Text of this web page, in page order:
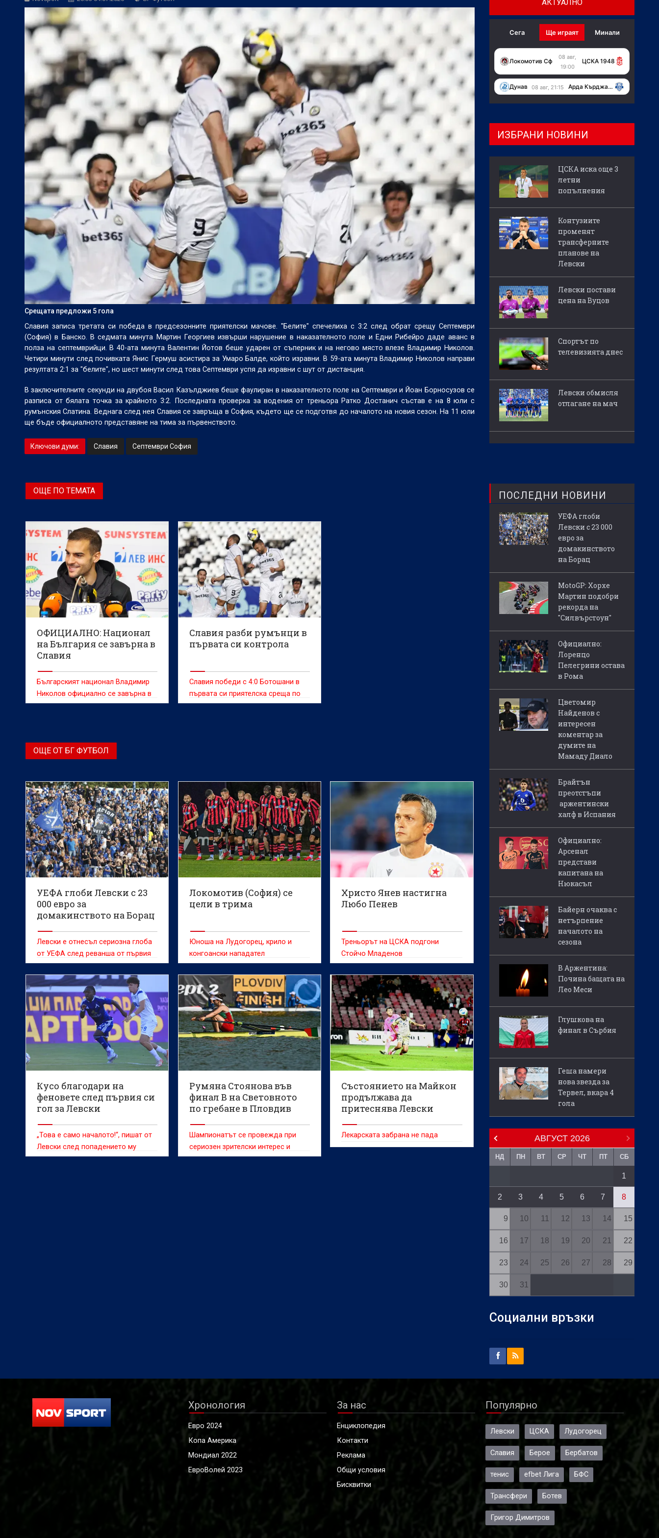
БГ Футбол:Контузиите променят трансферните планове на Левски
Левски постави цена на Вуцов
Срещата предложи 5 гола
Славия записа третата си победа в предсезонните приятелски мачове. "Белите" спечелиха с 3:2 след обрат срещу Септември
(София) в Банско. В седмата минута Мартин Георгиев извърши нарушение в наказателното поле и Едни Рибейро даде аванс в
полза на септемврийци. В 40-ата минута Валентин Йотов беше ударен от съперник и на негово място влезе Владимир Николов.
Четири минути след почивката Янис Гермуш асистира за Умаро Балде, който изравни. В 59-ата минута Владимир Николов направи
резултата 2:1 за "белите", но шест минути след това Септември успя да изравни с шут от дистанция.
В заключителните секунди на двубоя Васил Казълджиев беше фаулиран в наказателното поле на Септември и Йоан Борносузов се
разписа от бялата точка за крайното 3:2. Последната проверка за водения от треньора Ратко Достанич състав е на 8 юли с
румънския Слатина. Веднага след нея Славия се завръща в София, където ще се подготвя до началото на новия сезон. На 11 юли
ще бъде официалното представяне на тима за първенството.
Ключови думи: Славия Септември София
ОЩЕ ПО ТЕМАТА
ОФИЦИАЛНО: Национал
на България се завърна в
Славия
Българският национал Владимир
Николов официално се завърна в
Славия
Славия разби румънци в
първата си контрола
Славия победи с 4:0 Ботошани в
първата си приятелска среща по
време на лятната подготовка.
ОЩЕ ОТ БГ ФУТБОЛ
УЕФА глоби Левски с 23
000 евро за
домакинството на Борац
Левски е отнесъл сериозна глоба
от УЕФА след реванша от първия
предварителен кръг на ШЛ срещу
Борац
Локомотив (София) се
цели в трима
Юноша на Лудогорец, крило и
конгоански нападател
Христо Янев настигна
Любо Пенев
Треньорът на ЦСКА подгони
Стойчо Младенов
Кусо благодари на
феновете след първия си
гол за Левски
„Това е само началото!“, пишат от
Левски след попадението му
Румяна Стоянова във
финал B на Световното
по гребане в Пловдив
Шампионатът се провежда при
сериозен зрителски интерес и
пълни трибуни на Гребната база в
Състоянието на Майкон
продължава да
притеснява Левски
Лекарската забрана не пада
АКТУАЛНО
Сега Ще играят Минали
Локомотив Сф
08 авг,
19:00
ЦСКА 1948
Дунав 08 авг, 21:15 Арда Кърджали
ИЗБРАНИ НОВИНИ
ЦСКА иска още 3
летни
попълнения
Контузиите
променят
трансферните
планове на
Левски
Левски постави
цена на Вуцов
Спортът по
телевизията днес
Левски обмисля
отлагане на мач
ПОСЛЕДНИ НОВИНИ
УЕФА глоби
Левски с 23 000
евро за
домакинството
на Борац
MotoGP: Хорхе
Мартин подобри
рекорда на
"Силвърстоун"
Официално:
Лоренцо
Пелегрини остава
в Рома
Цветомир
Найденов с
интересен
коментар за
думите на
Мамаду Диало
Брайтън
преотстъпи
аржентински
халф в Испания
Официално:
Арсенал
представи
капитана на
Нюкасъл
Байерн очаква с
нетърпение
началото на
сезона
В Аржентина:
Почина бащата на
Лео Меси
Глушкова на
финал в Сърбия
Геша намери
нова звезда за
Тервел, вкара 4
гола
АВГУСТ 2026
НД ПН ВТ СР ЧТ ПТ СБ
1
2 3 4 5 6 7 8
9 10 11 12 13 14 15
16 17 18 19 20 21 22
23 24 25 26 27 28 29
30 31
Социални връзки
Хронология
Евро 2024
Копа Америка
Мондиал 2022
ЕвроВолей 2023
За нас
Енциклопедия
Контакти
Реклама
Общи условия
Бисквитки
Популярно
Левски ЦСКА Лудогорец
Славия Берое Бербатов
тенис efbet Лига БФС
Трансфери Ботев
Григор Димитров